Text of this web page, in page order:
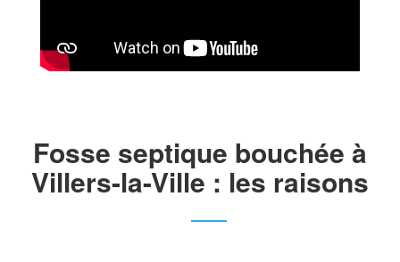
Fosse septique bouchée à
Villers-la-Ville : les raisons